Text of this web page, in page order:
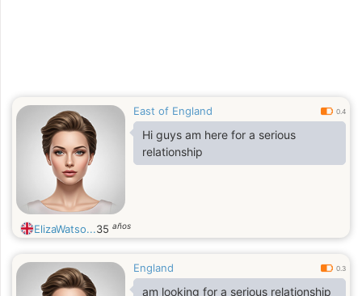
East of England 0.4
Hi guys am here for a serious
relationship
ElizaWatso...35 años
England 0.3
am looking for a serious relationship